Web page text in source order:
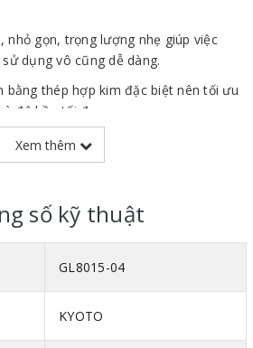
nhỏ gọn, trọng lượng nhẹ giúp việc
dụng vô cũng dễ dàng.
bằng thép hợp kim đặc biệt nên tối ưu
độ bền tối đa.
và phân phối bởi
thời gian bảo hành lên đến 12 tháng.
Xem thêm
số kỹ thuật
GL8015-04
KYOTO